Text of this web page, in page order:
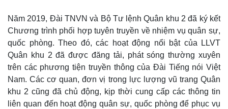
Infographic
Năm 2019, Đài TNVN và Bộ Tư lệnh Quân khu 2 đã ký kết
Chương trình phối hợp tuyên truyền về nhiệm vụ quân sự,
quốc phòng. Theo đó, các hoạt động nổi bật của LLVT
Quân khu 2 đã được đăng tải, phát sóng thường xuyên
trên các phương tiện truyền thông của Đài Tiếng nói Việt
Nam. Các cơ quan, đơn vị trong lực lượng vũ trang Quân
khu 2 cũng đã chủ động, kịp thời cung cấp các thông tin
liên quan đến hoạt động quân sự, quốc phòng để phục vụ